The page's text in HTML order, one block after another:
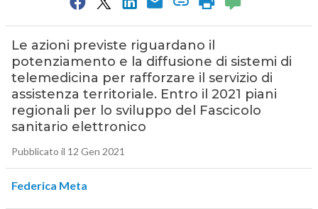
Le azioni previste riguardano il
potenziamento e la diffusione di sistemi di
telemedicina per rafforzare il servizio di
assistenza territoriale. Entro il 2021 piani
regionali per lo sviluppo del Fascicolo
sanitario elettronico
Pubblicato il 12 Gen 2021
Federica Meta